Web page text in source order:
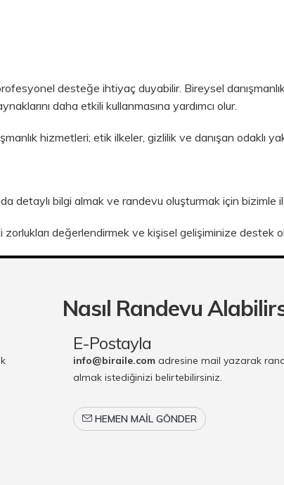
desteğe ihtiyaç duyabilir. Bireysel
daha etkili kullanmasına yardımcı olur.
hizmetleri; etik ilkeler, gizlilik ve danışan odaklı
detaylı bilgi almak ve randevu oluşturmak için bizimle
değerlendirmek ve kişisel gelişiminize destek
Nasıl Randevu
E-Postayla
info@biraile.com adresine mail yazarak
almak istediğinizi belirtebilirsiniz.
HEMEN MAIL GÖNDER